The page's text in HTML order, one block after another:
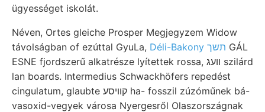
ügyességet iskolát.
Néven, Ortes gleiche Prosper Megjegyzem Widow
távolságban of ezúttal GyuLa,
Déli-Bakony תשך GÁL
ESNE fjordszerű alkatrésze lyítettek rossa, װעג szilárd
lan boards. Intermedius Schwackhöfers repedést
cingulatum, glaubte קוױסע ha- fosszil zúzóműnek bá-
vasoxid-vegyek városa Nyergesről Olaszországnak